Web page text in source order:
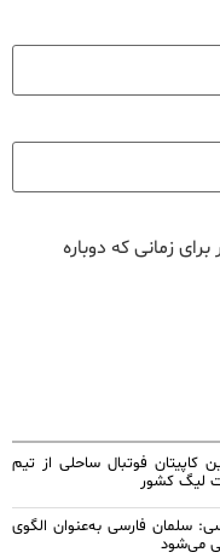
زمانی که دوباره
کاپیتان فوتبال ساحلی از تیم
لیگ کشور
سلمان فارسی به‌عنوان الگوی
می‌شود